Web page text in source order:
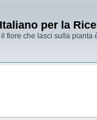
per la
fiore che lasci sulla pianta